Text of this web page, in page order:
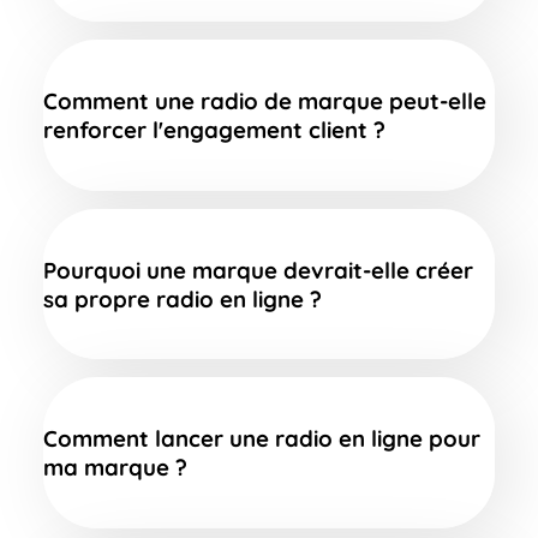
Comment une radio de marque peut-elle
renforcer l'engagement client ?
Pourquoi une marque devrait-elle créer
sa propre radio en ligne ?
Comment lancer une radio en ligne pour
ma marque ?